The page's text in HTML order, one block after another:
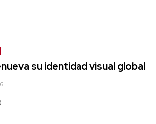
su identidad visual global